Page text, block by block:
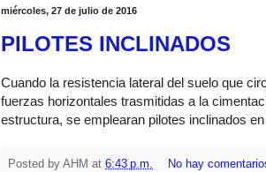
miércoles, 27 de julio de 2016
PILOTES INCLINADOS
Cuando la resistencia lateral del suelo que
fuerzas horizontales trasmitidas a la
estructura, se emplearan pilotes inclinados
Posted by AHM at 6:43 p.m.
No hay